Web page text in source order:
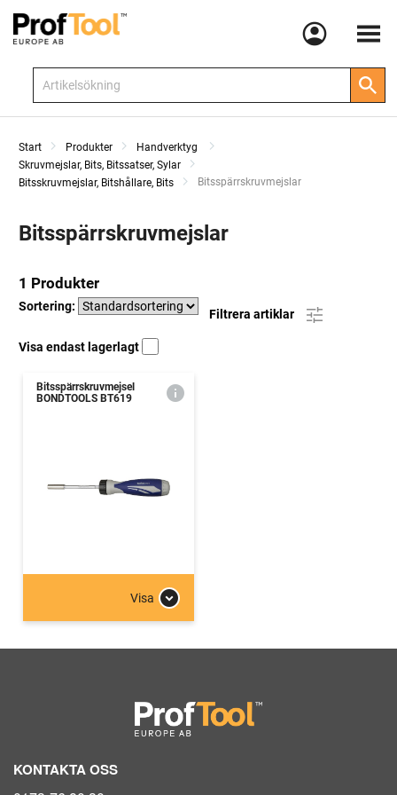
Meny
Start Produkter
Handverktyg
Skruvmejslar, Bits, Bitssatser, Sylar
Bitsskruvmejslar, Bitshållare, Bits
Current:
Bitsspärrskruvmejslar
Bitsspärrskruvmejslar
1 Produkter
Sortering:
Filtrera artiklar
Visa endast lagerlagt
Bitsspärrskruvmejsel
BONDTOOLS BT619
Visa
KONTAKTA OSS